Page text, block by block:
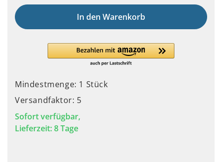
In den Warenkorb
Mindestmenge: 1 Stück
Versandfaktor: 5
Sofort verfügbar,
Lieferzeit: 8 Tage